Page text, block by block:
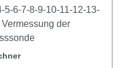
5-6-7-8-9-10-11-12-13-
der
Inhalt Messsonde